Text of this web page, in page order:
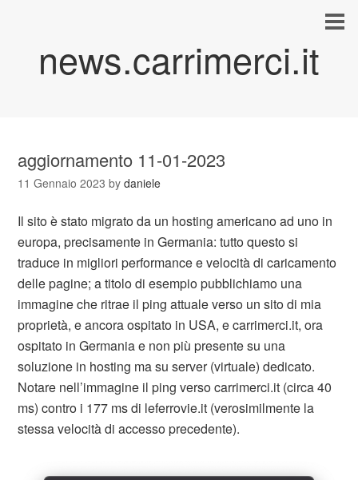
news.carrimerci.it
aggiornamento 11-01-2023
11 Gennaio 2023 bydaniele
Il sito è stato migrato da un hosting americano ad uno in
europa, precisamente in Germania: tutto questo si
traduce in migliori performance e velocità di caricamento
delle pagine; a titolo di esempio pubblichiamo una
immagine che ritrae il ping attuale verso un sito di mia
proprietà, e ancora ospitato in USA, e carrimerci.it, ora
ospitato in Germania e non più presente su una
soluzione in hosting ma su server (virtuale) dedicato.
Notare nell’immagine il ping verso carrimerci.it (circa 40
ms) contro i 177 ms di leferrovie.it (verosimilmente la
stessa velocità di accesso precedente).